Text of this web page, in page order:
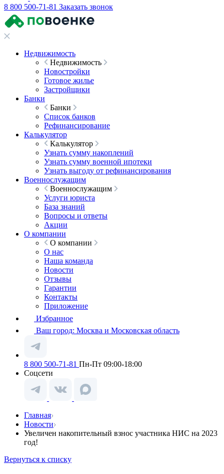
8 800 500-71-81 Заказать звонок
Недвижимость
Недвижимость
Новостройки
Готовое жилье
Застройщики
Банки
Банки
Список банков
Рефинансирование
Калькулятор
Калькулятор
Узнать сумму накоплений
Узнать сумму военной ипотеки
Узнать выгоду от рефинансирования
Военнослужащим
Военнослужащим
Услуги юриста
База знаний
Вопросы и ответы
Акции
О компании
О компании
О нас
Наша команда
Новости
Отзывы
Гарантии
Контакты
Приложение
Избранное
Ваш город: Москва и Московская область
8 800 500-71-81 Пн-Пт 09:00-18:00
Соцсети
Главная
Новости
Увеличен накопительный взнос участника НИС на 2023
год!
Вернуться к списку